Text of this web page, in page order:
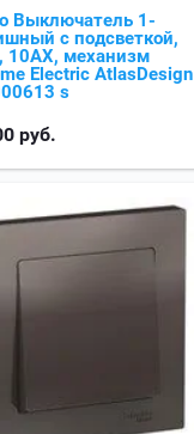
Выключатель 1-
с подсветкой,
10АХ, механизм
Electric AtlasDesign
s
руб.